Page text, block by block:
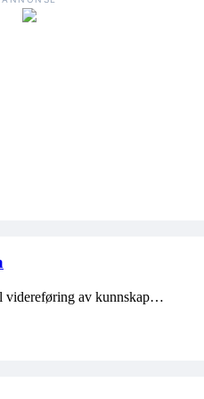
videreføring av kunnskap…